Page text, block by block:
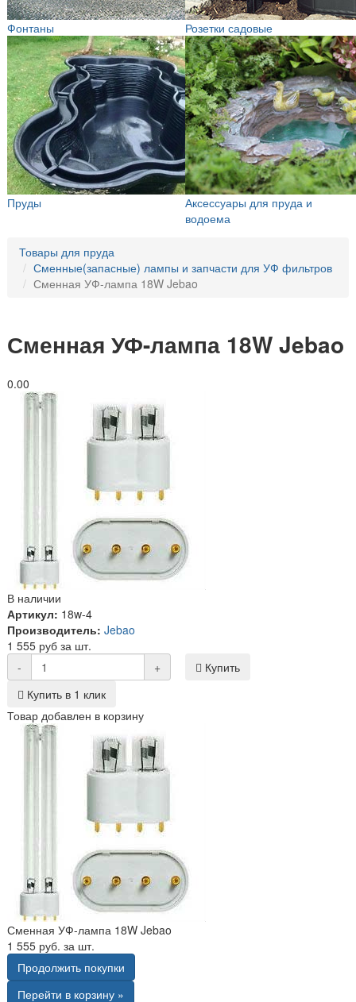
Фонтаны Розетки садовые
Пруды
Аксессуары для пруда и
водоема
Товары для пруда
Сменные(запасные) лампы и запчасти для УФ фильтров
Сменная УФ-лампа 18W Jebao
Сменная УФ-лампа 18W Jebao
0.00
В наличии
Артикул: 18w-4
Производитель: Jebao
1 555 руб за шт.
-
+
Купить
Купить в 1 клик
Товар добавлен в корзину
Сменная УФ-лампа 18W Jebao
1 555 руб. за шт.
Продолжить покупки
Перейти в корзину »